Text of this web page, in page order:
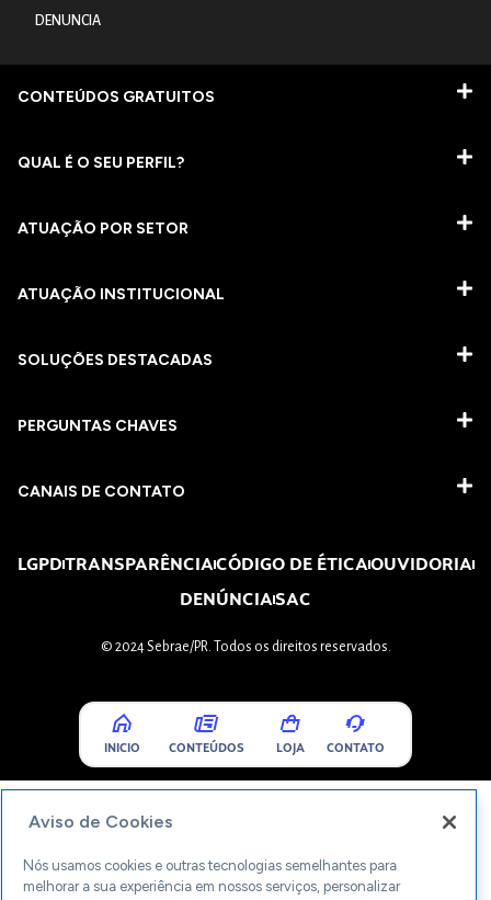
DENUNCIA
CONTEÚDOS GRATUITOS
QUAL É O SEU PERFIL?
ATUAÇÃO POR SETOR
ATUAÇÃO INSTITUCIONAL
SOLUÇÕES DESTACADAS
PERGUNTAS CHAVES​
CANAIS DE CONTATO
LGPDTRANSPARÊNCIACÓDIGO DE ÉTICAOUVIDORIA
DENÚNCIASAC
© 2024 Sebrae/PR. Todos os direitos reservados.
INICIO CONTEÚDOS LOJA CONTATO
Aviso de Cookies
Nós usamos cookies e outras tecnologias semelhantes para
melhorar a sua experiência em nossos serviços, personalizar